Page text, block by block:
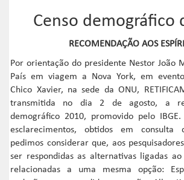
Censo demográfico
RECOMENDAÇÃO AOS
Por orientação do presidente Nestor João
País em viagem a Nova York, em
Chico Xavier, na sede da ONU,
transmitida no dia 2 de agosto, a
demográfico 2010, promovido pelo
esclarecimentos, obtidos em consulta
pedimos considerar que, aos
ser respondidas as alternativas ligadas
relacionadas a uma mesma opção: